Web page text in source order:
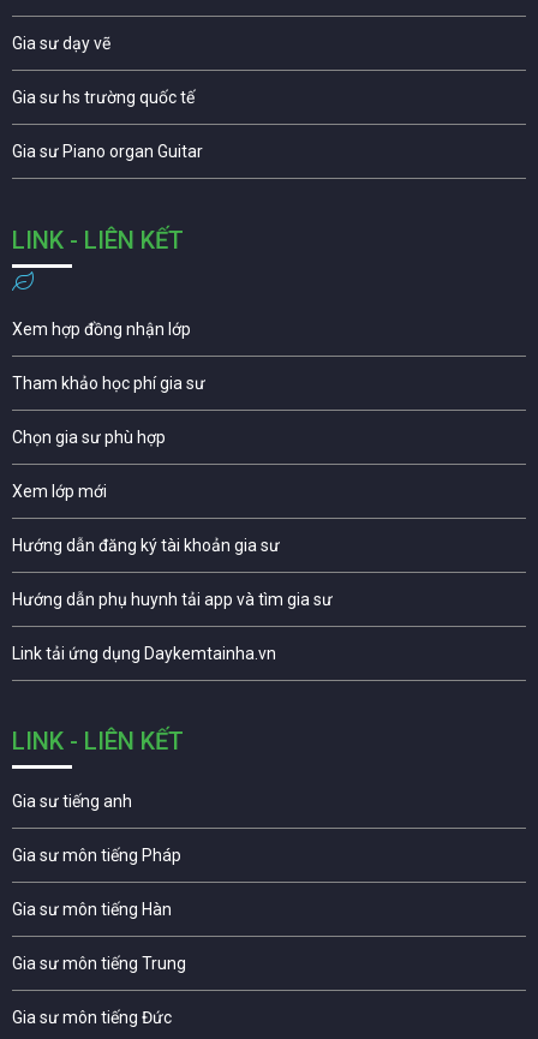
Gia sư dạy vẽ
Gia sư hs trường quốc tế
Gia sư Piano organ Guitar
LINK - LIÊN KẾT
Xem hợp đồng nhận lớp
Tham khảo học phí gia sư
Chọn gia sư phù hợp
Xem lớp mới
Hướng dẫn đăng ký tài khoản gia sư
Hướng dẫn phụ huynh tải app và tìm gia sư
Link tải ứng dụng Daykemtainha.vn
LINK - LIÊN KẾT
Gia sư tiếng anh
Gia sư môn tiếng Pháp
Gia sư môn tiếng Hàn
Gia sư môn tiếng Trung
Gia sư môn tiếng Đức